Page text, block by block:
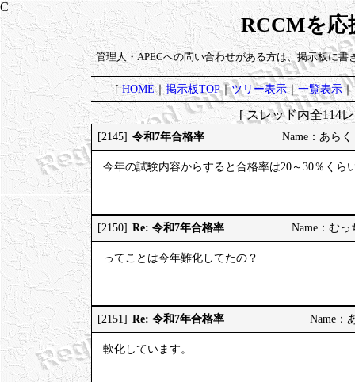
RCCMを応
管理人・APECへの問い合わせがある方は、掲示板に書
[HOME｜掲示板TOP｜ツリー表示｜一覧表示｜
[ スレッド内全114
[2145] 令和7年合格率 Name：あら
今年の試験内容からすると合格率は20～30％くら
[2150] Re: 令和7年合格率 Name：む
ってことは今年難化してたの？
[2151] Re: 令和7年合格率 Name：
軟化しています。